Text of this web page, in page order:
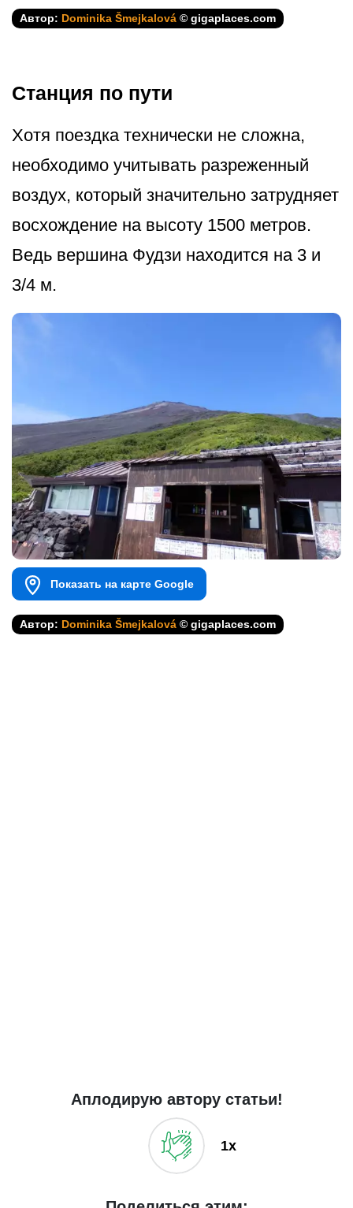
Автор: Dominika Šmejkalová © gigaplaces.com
Станция по пути
Хотя поездка технически не сложна,
необходимо учитывать разреженный
воздух, который значительно затрудняет
восхождение на высоту 1500 метров.
Ведь вершина Фудзи находится на 3 и
3/4 м.
Показать на карте Google
Автор: Dominika Šmejkalová © gigaplaces.com
Аплодирую автору статьи!
1x